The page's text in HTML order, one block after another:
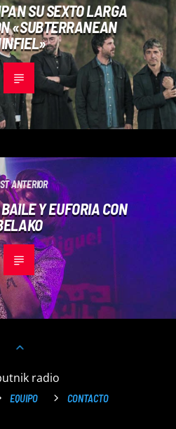
SU SEXTO LARGA
«SUBTERRANEAN
ANTERIOR
Y EUFORIA CON
radio
EQUIPO CONTACTO